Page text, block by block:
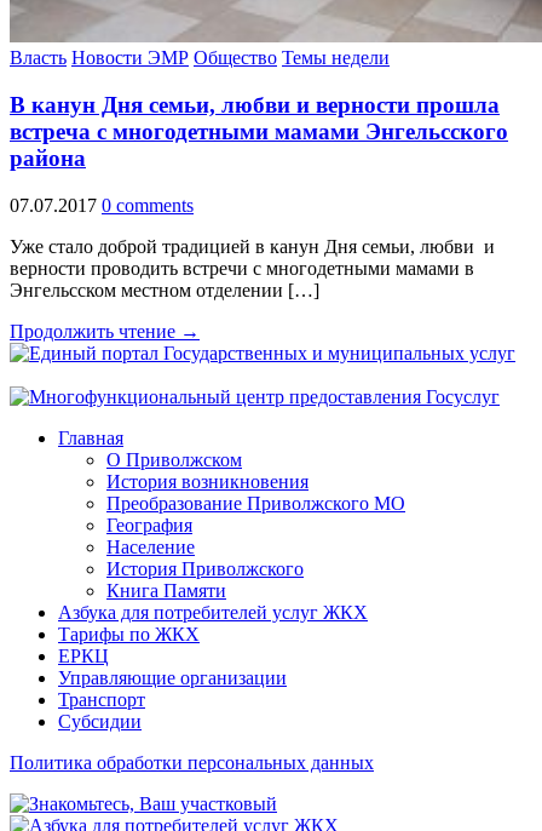
Власть Новости ЭМР Общество Темы недели
В канун Дня семьи, любви и верности прошла
встреча с многодетными мамами Энгельсского
района
07.07.2017 0 comments
Уже стало доброй традицией в канун Дня семьи, любви и
верности проводить встречи с многодетными мамами в
Энгельсском местном отделении […]
Продолжить чтение →
Главная
О Приволжском
История возникновения
Преобразование Приволжского МО
География
Население
История Приволжского
Книга Памяти
Азбука для потребителей услуг ЖКХ
Тарифы по ЖКХ
ЕРКЦ
Управляющие организации
Транспорт
Субсидии
Политика обработки персональных данных